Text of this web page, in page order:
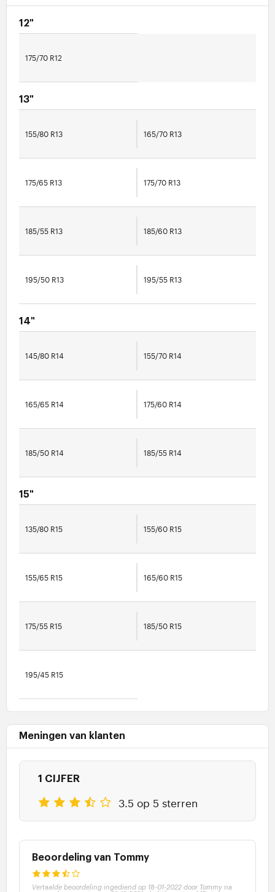
12"
175/70 R12
13"
155/80 R13 165/70 R13
175/65 R13 175/70 R13
185/55 R13 185/60 R13
195/50 R13 195/55 R13
14"
145/80 R14 155/70 R14
165/65 R14 175/60 R14
185/50 R14 185/55 R14
15"
135/80 R15 155/60 R15
155/65 R15 165/60 R15
175/55 R15 185/50 R15
195/45 R15
Meningen van klanten
1 CIJFER
3.5 op 5 sterren
Beoordeling van Tommy
Vertaalde beoordeling ingediend op 18-01-2022 door Tommy na